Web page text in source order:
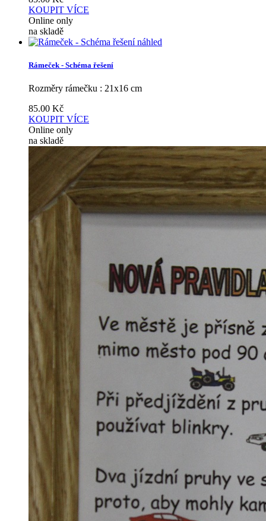
KOUPIT VÍCE
Online only
na skladě
náhled
Rámeček - Schéma řešení
Rozměry rámečku : 21x16 cm
85.00 Kč
KOUPIT VÍCE
Online only
na skladě